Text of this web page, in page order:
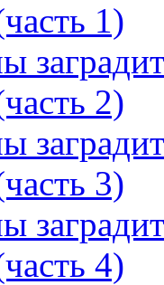
1)
2)
3)
4)